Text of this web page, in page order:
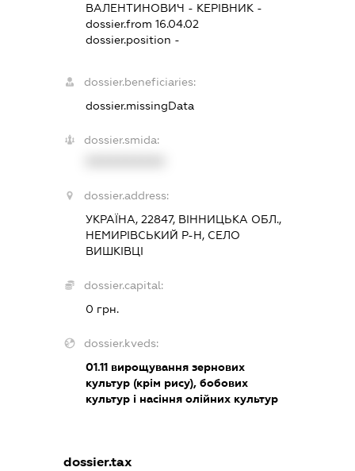
ВАЛЕНТИНОВИЧ - КЕРІВНИК -
dossier.from 16.04.02
dossier.position -
dossier.beneficiaries:
dossier.missingData
dossier.smida:
dossier.address:
УКРАЇНА, 22847, ВІННИЦЬКА ОБЛ.,
НЕМИРІВСЬКИЙ Р-Н, СЕЛО
ВИШКІВЦІ
dossier.capital:
0 грн.
dossier.kveds:
01.11 вирощування зернових
культур (крім рису), бобових
культур і насіння олійних культур
dossier.tax